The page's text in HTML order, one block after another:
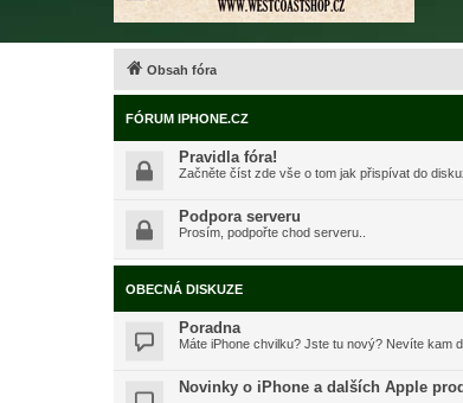
Obsah fóra
FÓRUM IPHONE.CZ
Pravidla fóra!
Začněte číst zde vše o tom jak přispívat do
Podpora serveru
Prosím, podpořte chod serveru..
OBECNÁ DISKUZE
Poradna
Máte iPhone chvilku? Jste tu nový? Nevíte kam
Novinky o iPhone a dalších Apple